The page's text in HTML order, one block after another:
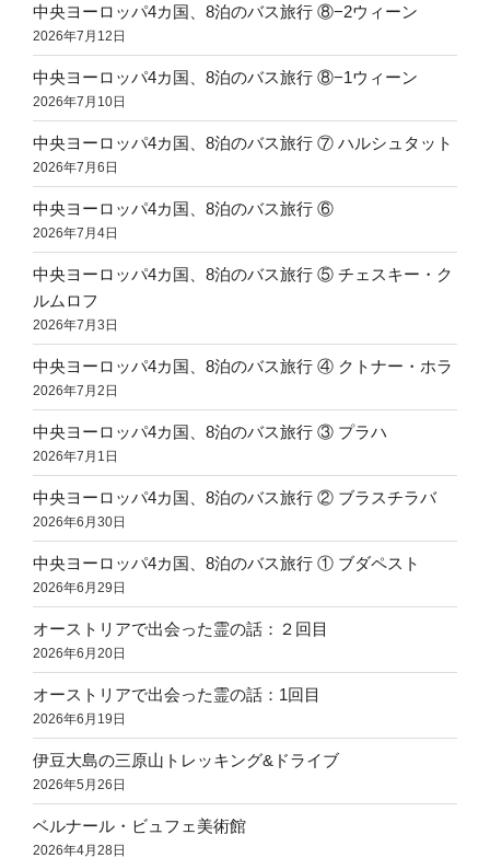
中央ヨーロッパ4カ国、8泊のバス旅行 ⑧−2ウィーン
2026年7月12日
中央ヨーロッパ4カ国、8泊のバス旅行 ⑧−1ウィーン
2026年7月10日
中央ヨーロッパ4カ国、8泊のバス旅行 ⑦ ハルシュタット
2026年7月6日
中央ヨーロッパ4カ国、8泊のバス旅行 ⑥
2026年7月4日
中央ヨーロッパ4カ国、8泊のバス旅行 ⑤ チェスキー・ク
ルムロフ
2026年7月3日
中央ヨーロッパ4カ国、8泊のバス旅行 ④ クトナー・ホラ
2026年7月2日
中央ヨーロッパ4カ国、8泊のバス旅行 ③ プラハ
2026年7月1日
中央ヨーロッパ4カ国、8泊のバス旅行 ② ブラスチラバ
2026年6月30日
中央ヨーロッパ4カ国、8泊のバス旅行 ① ブダペスト
2026年6月29日
オーストリアで出会った霊の話：２回目
2026年6月20日
オーストリアで出会った霊の話：1回目
2026年6月19日
伊豆大島の三原山トレッキング&ドライブ
2026年5月26日
ベルナール・ビュフェ美術館
2026年4月28日